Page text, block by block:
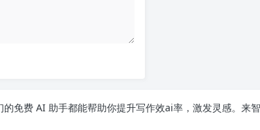
免费 AI 助手都能帮助你提升写作效ai率，激发灵感。来